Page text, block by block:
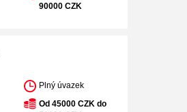
90000 CZK
Plný úvazek
Od 45000 CZK do